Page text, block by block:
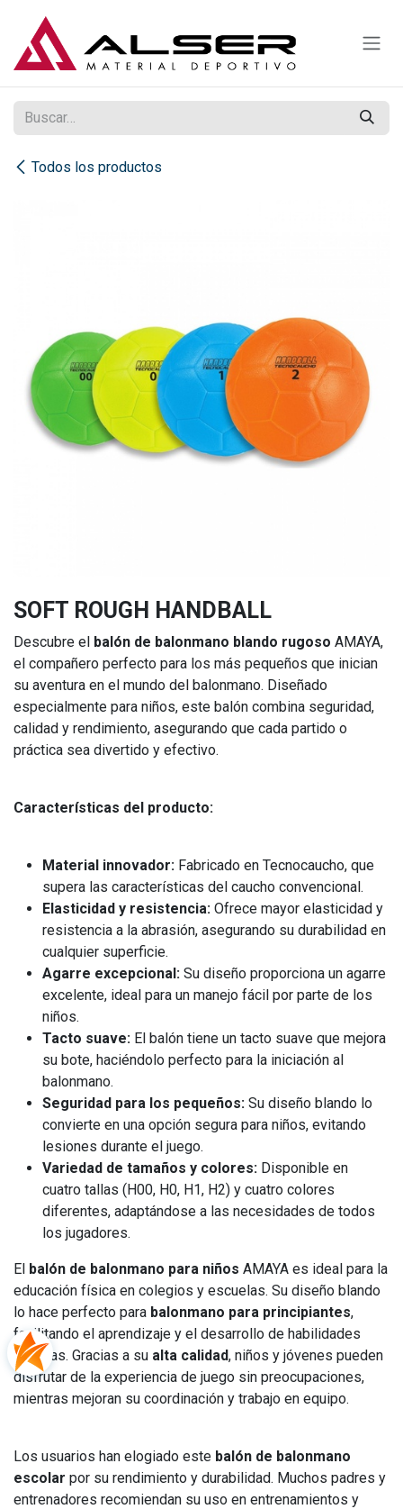
Todos los productos
SOFT ROUGH HANDBALL
Descubre el balón de balonmano blando rugoso AMAYA,
el compañero perfecto para los más pequeños que inician
su aventura en el mundo del balonmano. Diseñado
especialmente para niños, este balón combina seguridad,
calidad y rendimiento, asegurando que cada partido o
práctica sea divertido y efectivo.
Características del producto:
Material innovador: Fabricado en Tecnocaucho, que
supera las características del caucho convencional.
Elasticidad y resistencia: Ofrece mayor elasticidad y
resistencia a la abrasión, asegurando su durabilidad en
cualquier superficie.
Agarre excepcional: Su diseño proporciona un agarre
excelente, ideal para un manejo fácil por parte de los
niños.
Tacto suave: El balón tiene un tacto suave que mejora
su bote, haciéndolo perfecto para la iniciación al
balonmano.
Seguridad para los pequeños: Su diseño blando lo
convierte en una opción segura para niños, evitando
lesiones durante el juego.
Variedad de tamaños y colores: Disponible en
cuatro tallas (H00, H0, H1, H2) y cuatro colores
diferentes, adaptándose a las necesidades de todos
los jugadores.
El balón de balonmano para niños AMAYA es ideal para la
educación física en colegios y escuelas. Su diseño blando
lo hace perfecto para balonmano para principiantes,
facilitando el aprendizaje y el desarrollo de habilidades
motoras. Gracias a su alta calidad, niños y jóvenes pueden
disfrutar de la experiencia de juego sin preocupaciones,
mientras mejoran su coordinación y trabajo en equipo.
Los usuarios han elogiado este balón de balonmano
escolar por su rendimiento y durabilidad. Muchos padres y
entrenadores recomiendan su uso en entrenamientos y